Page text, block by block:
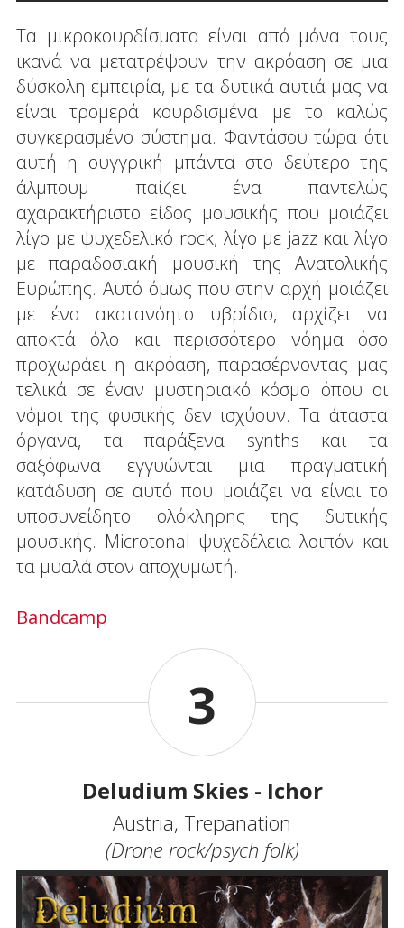
Τα μικροκουρδίσματα είναι από μόνα τους
ικανά να μετατρέψουν την ακρόαση σε μια
δύσκολη εμπειρία, με τα δυτικά αυτιά μας να
είναι τρομερά κουρδισμένα με το καλώς
συγκερασμένο σύστημα. Φαντάσου τώρα ότι
αυτή η ουγγρική μπάντα στο δεύτερο της
άλμπουμ παίζει ένα παντελώς
αχαρακτήριστο είδος μουσικής που μοιάζει
λίγο με ψυχεδελικό rock, λίγο με jazz και λίγο
με παραδοσιακή μουσική της Ανατολικής
Ευρώπης. Αυτό όμως που στην αρχή μοιάζει
με ένα ακατανόητο υβρίδιο, αρχίζει να
αποκτά όλο και περισσότερο νόημα όσο
προχωράει η ακρόαση, παρασέρνοντας μας
τελικά σε έναν μυστηριακό κόσμο όπου οι
νόμοι της φυσικής δεν ισχύουν. Τα άταστα
όργανα, τα παράξενα synths και τα
σαξόφωνα εγγυώνται μια πραγματική
κατάδυση σε αυτό που μοιάζει να είναι το
υποσυνείδητο ολόκληρης της δυτικής
μουσικής. Microtonal ψυχεδέλεια λοιπόν και
τα μυαλά στον αποχυμωτή.
Bandcamp
3
Deludium Skies - Ichor
Austria, Trepanation
(Drone rock/psych folk)